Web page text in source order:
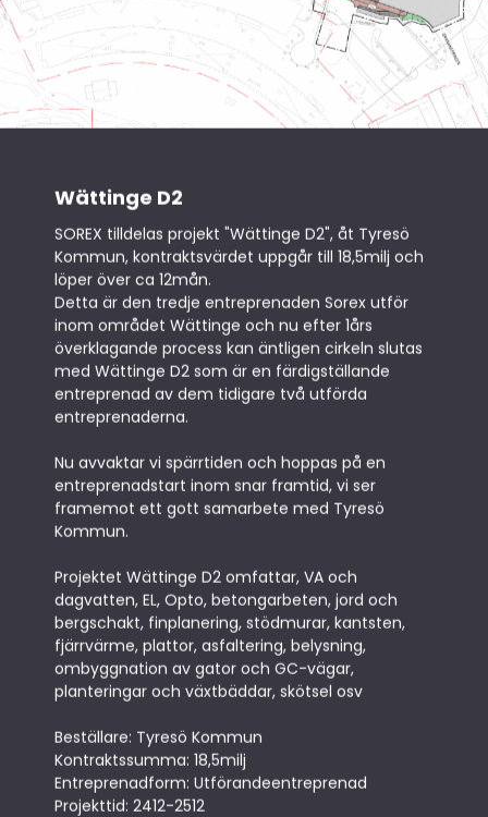
Wättinge D2
SOREX tilldelas projekt "Wättinge D2", åt Tyresö
Kommun, kontraktsvärdet uppgår till 18,5milj och
löper över ca 12mån.
Detta är den tredje entreprenaden Sorex utför
inom området Wättinge och nu efter 1års
överklagande process kan äntligen cirkeln slutas
med Wättinge D2 som är en färdigställande
entreprenad av dem tidigare två utförda
entreprenaderna.
Nu avvaktar vi spärrtiden och hoppas på en
entreprenadstart inom snar framtid, vi ser
framemot ett gott samarbete med Tyresö
Kommun.
Projektet Wättinge D2 omfattar, VA och
dagvatten, EL, Opto, betongarbeten, jord och
bergschakt, finplanering, stödmurar, kantsten,
fjärrvärme, plattor, asfaltering, belysning,
ombyggnation av gator och GC-vägar,
planteringar och växtbäddar, skötsel osv
Beställare: Tyresö Kommun
Kontraktssumma: 18,5milj
Entreprenadform: Utförandeentreprenad
Projekttid: 2412-2512